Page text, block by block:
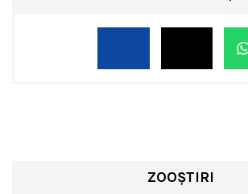
ZOOȘTIRI